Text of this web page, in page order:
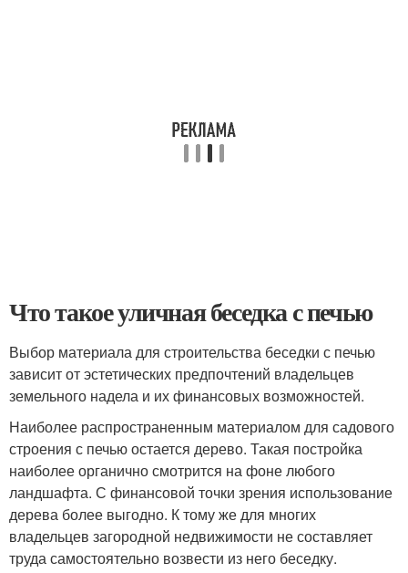
Что такое уличная беседка с печью
Выбор материала для строительства беседки с печью
зависит от эстетических предпочтений владельцев
земельного надела и их финансовых возможностей.
Наиболее распространенным материалом для садового
строения с печью остается дерево. Такая постройка
наиболее органично смотрится на фоне любого
ландшафта. С финансовой точки зрения использование
дерева более выгодно. К тому же для многих
владельцев загородной недвижимости не составляет
труда самостоятельно возвести из него беседку.